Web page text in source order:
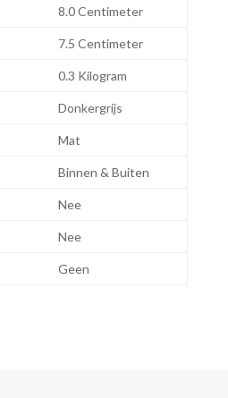
8.0 Centimeter
7.5 Centimeter
0.3 Kilogram
Donkergrijs
Mat
Binnen & Buiten
Nee
Nee
Geen